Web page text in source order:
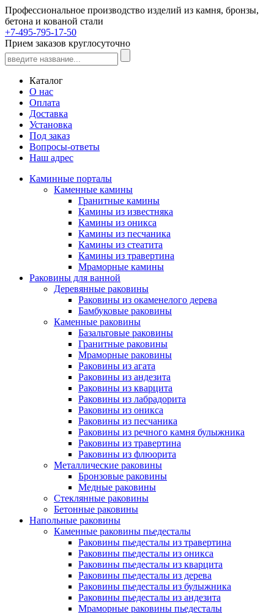
Профессиональное производство изделий из камня, бронзы,
бетона и кованой стали
+7-495-795-17-50
Прием заказов круглосуточно
Каталог
О нас
Оплата
Доставка
Установка
Под заказ
Вопросы-ответы
Наш адрес
Каминные порталы
Каменные камины
Гранитные камины
Камины из известняка
Камины из оникса
Камины из песчаника
Камины из стеатита
Камины из травертина
Мраморные камины
Раковины для ванной
Деревянные раковины
Раковины из окаменелого дерева
Бамбуковые раковины
Каменные раковины
Базальтовые раковины
Гранитные раковины
Мраморные раковины
Раковины из агата
Раковины из андезита
Раковины из кварцита
Раковины из лабрадорита
Раковины из оникса
Раковины из песчаника
Раковины из речного камня булыжника
Раковины из травертина
Раковины из флюорита
Металлические раковины
Бронзовые раковины
Медные раковины
Стеклянные раковины
Бетонные раковины
Напольные раковины
Каменные раковины пьедесталы
Раковины пьедесталы из травертина
Раковины пьедесталы из оникса
Раковины пьедесталы из кварцита
Раковины пьедесталы из дерева
Раковины пьедесталы из булыжника
Раковины пьедесталы из андезита
Мраморные раковины пьедесталы